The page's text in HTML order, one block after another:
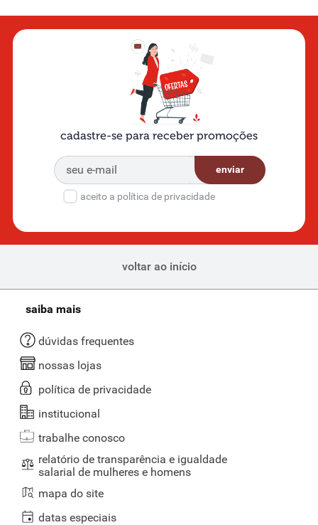
cadastre-se para receber promoções
enviar
aceito a política de privacidade
voltar ao início
saiba mais
dúvidas frequentes
nossas lojas
política de privacidade
institucional
trabalhe conosco
relatório de transparência e igualdade
salarial de mulheres e homens
mapa do site
datas especiais